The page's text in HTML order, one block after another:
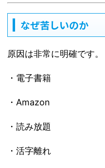
なぜ苦しいのか
原因は非常に明確です。
・電子書籍
・Amazon
・読み放題
・活字離れ